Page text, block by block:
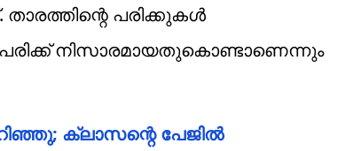
പരിക്കുകള്‍
നിസാരമായതുകൊണ്ടാണെന്നും
ക്ലാസന്റെ പേജില്‍